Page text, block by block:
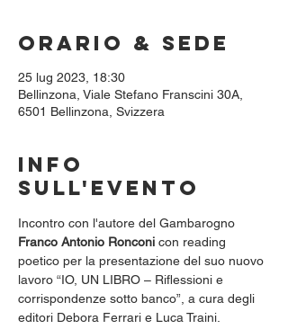
Orario & Sede
25 lug 2023, 18:30
Bellinzona, Viale Stefano Franscini 30A,
6501 Bellinzona, Svizzera
Info
sull'evento
Incontro con l'autore del Gambarogno
Franco Antonio Ronconi con reading
poetico per la presentazione del suo nuovo
lavoro “IO, UN LIBRO – Riflessioni e
corrispondenze sotto banco”, a cura degli
editori Debora Ferrari e Luca Traini.